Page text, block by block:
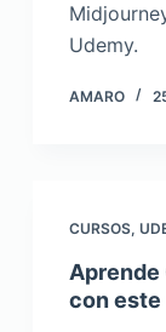
Udemy.
AMARO
CURSOS,
Aprende
con este